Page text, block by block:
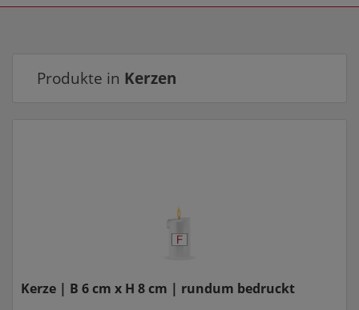
Produkte in Kerzen
Kerze | B 6 cm x H 8 cm | rundum bedruckt